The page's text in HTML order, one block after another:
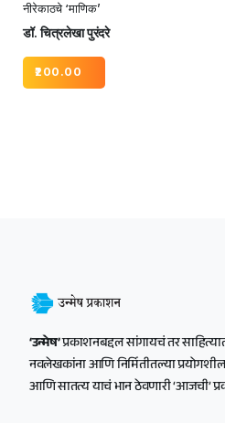
नीरेकाठचे ‘माणिक’
डॉ. चित्रलेखा पुरंदरे
200.00
‘उन्मेष’प्रकाशनबद्दल सांगायचं तर
नवलेखकांना आणि निर्मितीतल्या
आणि सातत्य याचं भान ठेवणारी ‘आजची’